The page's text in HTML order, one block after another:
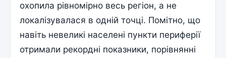
охопила рівномірно весь регіон, а не
локалізувалася в одній точці. Помітно, що
навіть невеликі населені пункти периферії
отримали рекордні показники, порівнянні